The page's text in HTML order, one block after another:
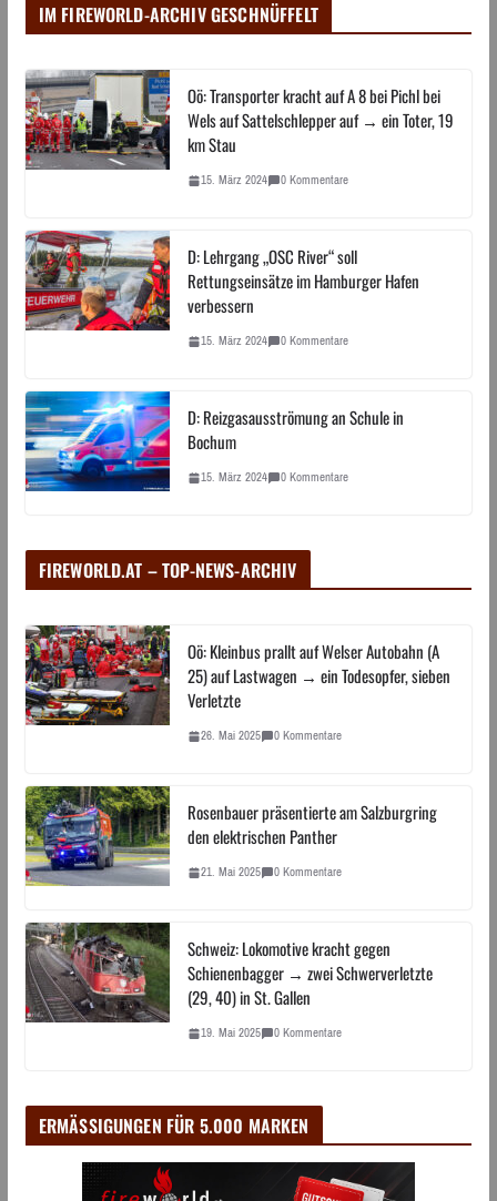
IM FIREWORLD-ARCHIV GESCHNÜFFELT
Oö: Transporter kracht auf A 8 bei Pichl bei
Wels auf Sattelschlepper auf → ein Toter, 19
km Stau
15. März 2024 0 Kommentare
D: Lehrgang „OSC River“ soll
Rettungseinsätze im Hamburger Hafen
verbessern
15. März 2024 0 Kommentare
D: Reizgasausströmung an Schule in
Bochum
15. März 2024 0 Kommentare
FIREWORLD.AT – TOP-NEWS-ARCHIV
Oö: Kleinbus prallt auf Welser Autobahn (A
25) auf Lastwagen → ein Todesopfer, sieben
Verletzte
26. Mai 2025 0 Kommentare
Rosenbauer präsentierte am Salzburgring
den elektrischen Panther
21. Mai 2025 0 Kommentare
Schweiz: Lokomotive kracht gegen
Schienenbagger → zwei Schwerverletzte
(29, 40) in St. Gallen
19. Mai 2025 0 Kommentare
ERMÄSSIGUNGEN FÜR 5.000 MARKEN